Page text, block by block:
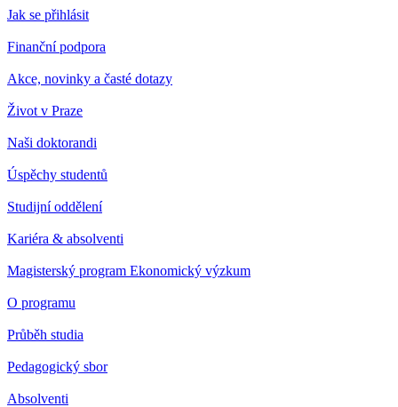
Jak se přihlásit
Finanční podpora
Akce, novinky a časté dotazy
Život v Praze
Naši doktorandi
Úspěchy studentů
Studijní oddělení
Kariéra & absolventi
Magisterský program Ekonomický výzkum
O programu
Průběh studia
Pedagogický sbor
Absolventi